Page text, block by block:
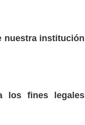
nuestra institución
los fines legales